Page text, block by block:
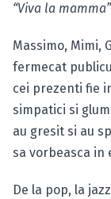
“Viva la mamma”
Massimo, Mimi,
fermecat
cei prezenti fie
simpatici si
au gresit si au
sa vorbeasca in
De la pop, la